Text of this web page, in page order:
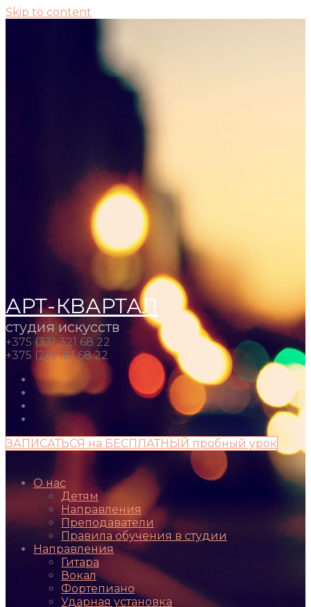
Skip to content
АРТ-КВАРТАЛ
студия искусств
+375 (33) 321 68 22
+375 (29) 181 68 22
ЗАПИСАТЬСЯ на БЕСПЛАТНЫЙ пробный урок
О нас
Детям
Направления
Преподаватели
Правила обучения в студии
Направления
Гитара
Вокал
Фортепиано
Ударная установка